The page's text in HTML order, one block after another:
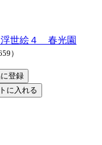
浮世絵４ 春光園
）
登録